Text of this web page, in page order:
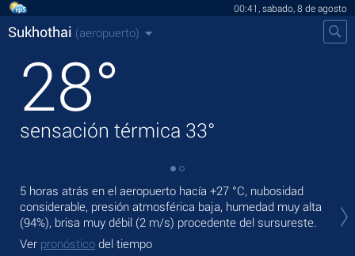
00:41, sabado, 8 de agosto
Sukhothai (aeropuerto)
28°
sensación térmica 33°
5 horas atrás en el aeropuerto hacía +27 °C, nubosidad
considerable, presión atmosférica baja, humedad muy alta
(94%), brisa muy débil (2 m/s) procedente del sursureste.
Ver pronóstico del tiempo